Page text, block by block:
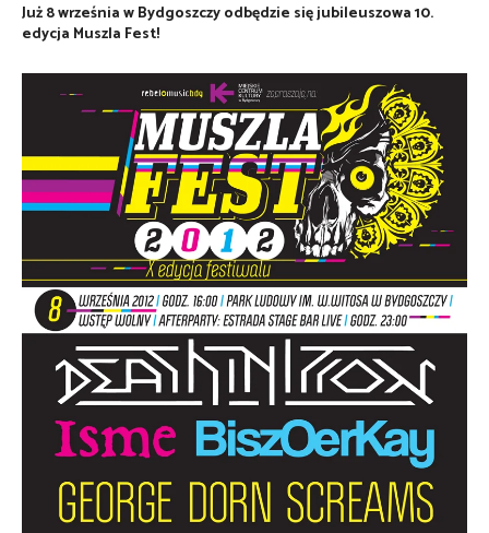
Już 8 września w Bydgoszczy odbędzie się jubileuszowa 10.
edycja Muszla Fest!